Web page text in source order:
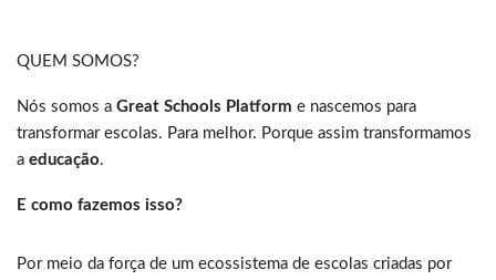
QUEM SOMOS?
Nós somos a Great Schools Platform e nascemos para
transformar escolas. Para melhor. Porque assim transformamos
a educação.
E como fazemos isso?
Por meio da força de um ecossistema de escolas criadas por